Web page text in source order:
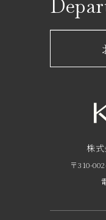
レストラン
ショップか
フロアガイ
サービスの
京成友の会
京成ポイ
株
〒310-